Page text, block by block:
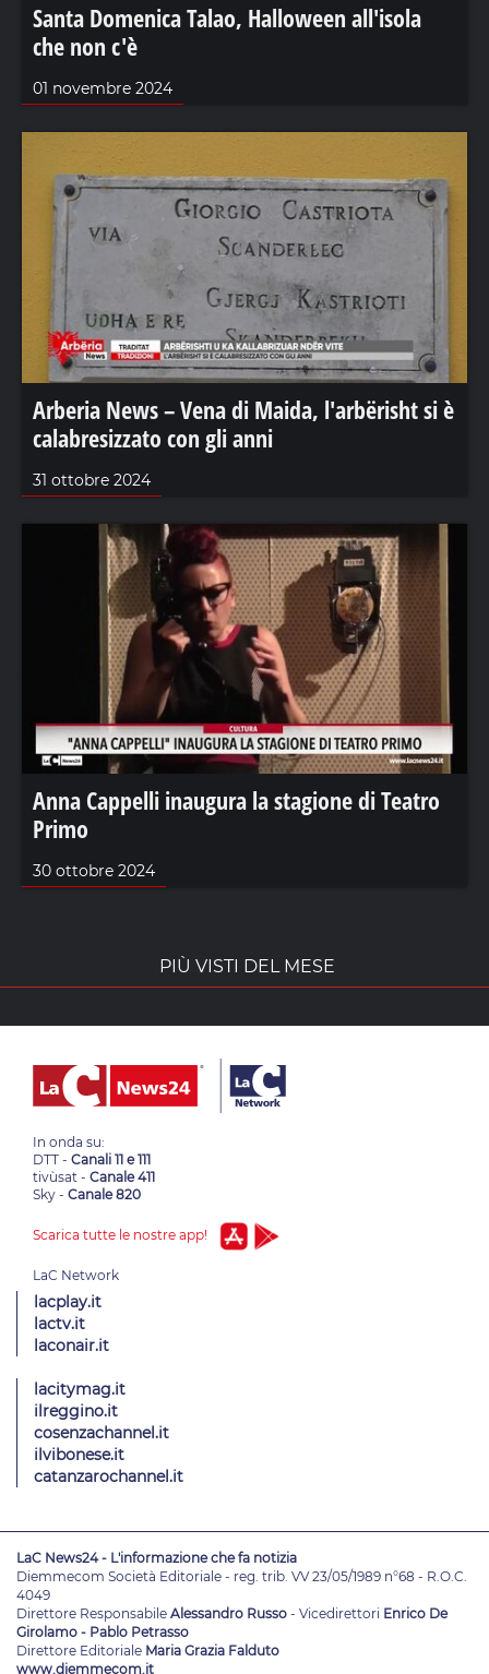
Santa Domenica Talao, Halloween all'isola
che non c'è
01 novembre 2024
Arberia News – Vena di Maida, l'arbërisht si è
calabresizzato con gli anni
31 ottobre 2024
Anna Cappelli inaugura la stagione di Teatro
Primo
30 ottobre 2024
PIÙ VISTI DEL MESE
In onda su:
DTT - Canali 11 e 111
tivùsat - Canale 411
Sky - Canale 820
Scarica tutte le nostre app!
lacplay.it
lactv.it
laconair.it
lacitymag.it
ilreggino.it
cosenzachannel.it
ilvibonese.it
catanzarochannel.it
LaC News24 - L'informazione che fa notizia
Diemmecom Società Editoriale - reg. trib. VV 23/05/1989 n°68 - R.O.C.
4049
Direttore Responsabile Alessandro Russo - Vicedirettori Enrico De
Girolamo - Pablo Petrasso
Direttore Editoriale Maria Grazia Falduto
www.diemmecom.it